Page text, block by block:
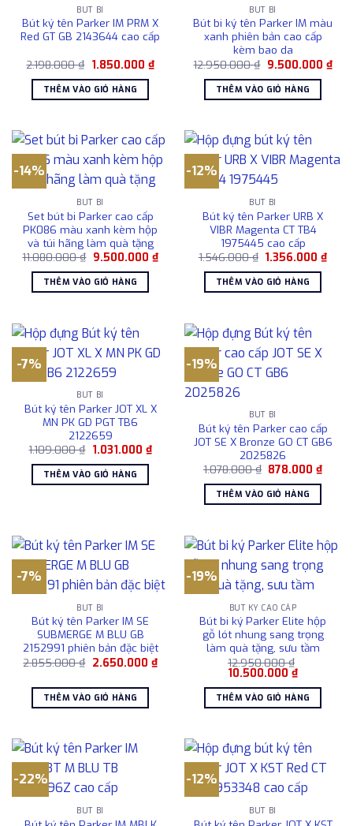
BÚT BI
Bút ký tên Parker IM PRM X
Red GT GB 2143644 cao cấp
2.198.000₫ Giá
là:
2.198.000 ₫.
1.850.000 ₫Giá
hiện
1.850.000 ₫.
THÊM VÀO GIỎ HÀNG
BÚT BI
Bút bi ký tên Parker IM màu
xanh phiên bản cao cấp
kèm bao da
12.950.000₫ Giá
là:
12.950.000 ₫.
9.500.000 ₫Giá
hiện
THÊM VÀO GIỎ HÀNG
-14%
BÚT BI
Set bút bi Parker cao cấp
PK086 màu xanh kèm hộp
và túi hãng làm quà tặng
11.080.000₫ Giá
là:
11.080.000 ₫.
9.500.000 ₫Giá
hiện
9.500.000 ₫.
THÊM VÀO GIỎ HÀNG
-12%
BÚT BI
Bút ký tên Parker URB X
VIBR Magenta CT TB4
1975445 cao cấp
1.546.000₫ Giá
là:
1.546.000 ₫.
1.356.000₫Giá
hiện
THÊM VÀO GIỎ HÀNG
-7%
BÚT BI
Bút ký tên Parker JOT XL X
MN PK GD PGT TB6
2122659
1.109.000₫ Giá
là:
1.109.000 ₫.
1.031.000 ₫Giá
THÊM VÀO GIỎ HÀNG
-19%
BÚT BI
Bút ký tên Parker cao cấp
JOT SE X Bronze GO CT GB6
2025826
1.078.000₫ Giá
là:
1.078.000 ₫.
878.000₫Giá
THÊM VÀO GIỎ HÀNG
-7%
BÚT BI
Bút ký tên Parker IM SE
SUBMERGE M BLU GB
2152991 phiên bản đặc biệt
2.855.000₫ Giá
2.855.000 ₫.
2.650.000 ₫Giá
hiện
2.650.000 ₫.
THÊM VÀO GIỎ HÀNG
-19%
BÚT KÝ CAO CẤP
Bút bi ký Parker Elite hộp
gỗ lót nhung sang trọng
làm quà tặng, sưu tầm
12.950.000₫
Giá
là:
12.950.000 ₫.
10.500.000 ₫Giá
hiện
tại
là:
THÊM VÀO GIỎ HÀNG
-22%
BÚT BI
-12%
BÚT BI